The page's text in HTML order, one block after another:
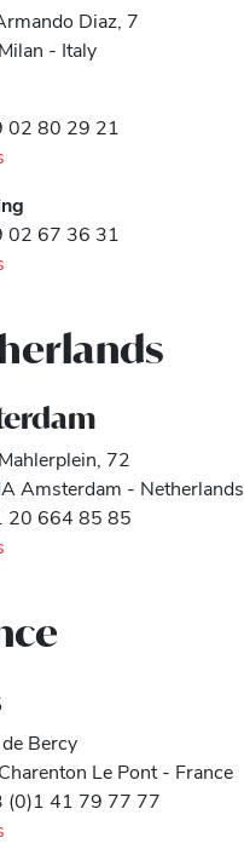
Diaz, 7
- Italy
02 80 29 21
02 67 36 31
72
Amsterdam - Netherlands
20 664 85 85
Bercy
Le Pont - France
(0)1 41 79 77 77